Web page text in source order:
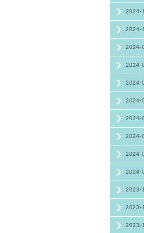
2024-
2024-
2024-
2024-
2024-
2024-
2024-
2024-
2024-
2024-
2023-
2023-
2023-